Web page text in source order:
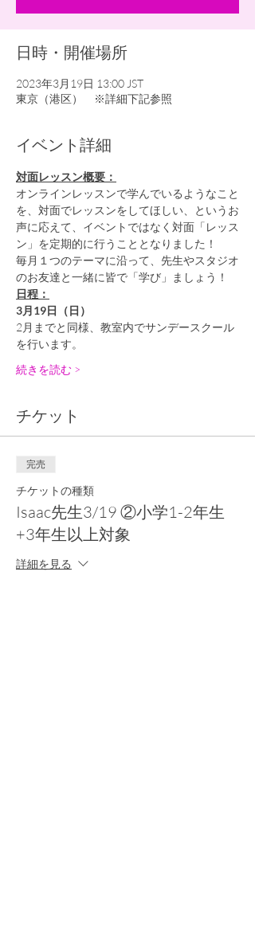
日時・開催場所
2023年3月19日 13:00 JST
東京（港区） ※詳細下記参照
イベント詳細
対面レッスン概要：
オンラインレッスンで学んでいるようなこと
を、対面でレッスンをしてほしい、というお
声に応えて、イベントではなく対面「レッス
ン」を定期的に行うこととなりました！
毎月１つのテーマに沿って、先生やスタジオ
のお友達と一緒に皆で「学び」ましょう！
日程：
3月19日（日）
2月までと同様、教室内でサンデースクール
を行います。
続きを読む >
チケット
完売
チケットの種類
Isaac先生3/19 ②小学1-2年生
+3年生以上対象
詳細を見る